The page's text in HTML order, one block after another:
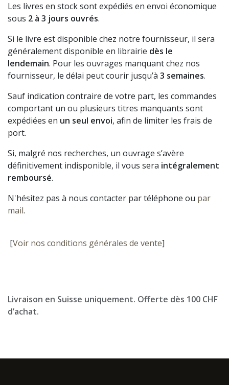
Les livres en stock sont expédiés en envoi économique
sous 2 à 3 jours ouvrés.
Si le livre est disponible chez notre fournisseur, il sera
généralement disponible en librairie dès le
lendemain. Pour les ouvrages manquant chez nos
fournisseur, le délai peut courir jusqu’à 3 semaines.
Sauf indication contraire de votre part, les commandes
comportant un ou plusieurs titres manquants sont
expédiées en un seul envoi, afin de limiter les frais de
port.
Si, malgré nos recherches, un ouvrage s’avère
définitivement indisponible, il vous sera intégralement
remboursé.
N'hésitez pas à nous contacter par téléphone ou par
mail.
[Voir nos conditions générales de vente]
Livraison en Suisse uniquement. Offerte dès 100 CHF
d’achat.